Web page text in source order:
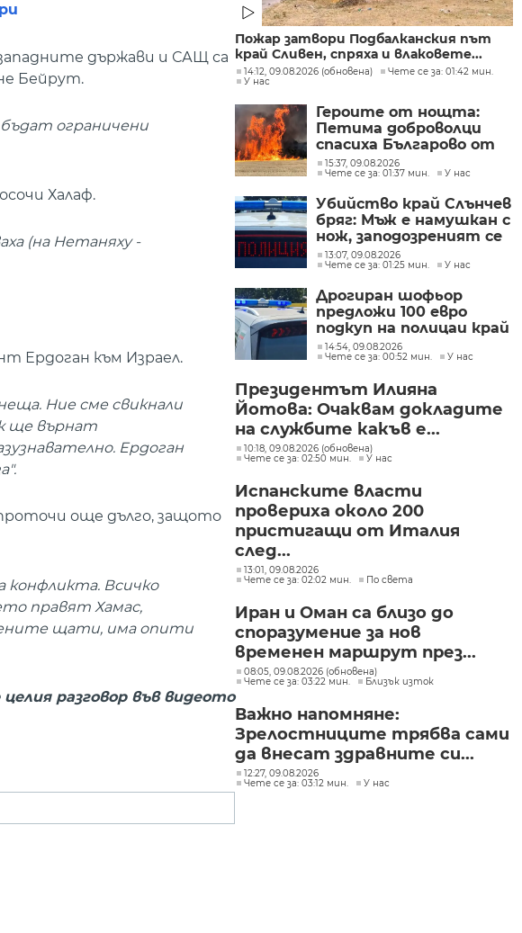
държави и САЩ са
Бейрут.
бъдат ограничени
Халаф.
(на Нетаняху -
Ердоган към Израел.
Ние сме свикнали
ще върнат
Ердоган
още дълго, защото
конфликта. Всичко
правят Хамас,
щати, има опити
разговор във видеото
Пожар затвори Подбалканския път
край Сливен, спряха и влаковете...
14:12, 09.08.2026 (обновена)
Чете се за: 01:42 мин.
У нас
Героите от нощта:
Петима доброволци
спасиха Българово от
огнен капан
15:37, 09.08.2026
Чете се за: 01:37 мин.
У нас
Убийство край Слънчев
бряг: Мъж е намушкан с
нож, заподозреният се
опитал да избяга
13:07, 09.08.2026
Чете се за: 01:25 мин.
У нас
Дрогиран шофьор
предложи 100 евро
подкуп на полицаи край
Поморие
14:54, 09.08.2026
Чете се за: 00:52 мин.
У нас
Президентът Илияна
Йотова: Очаквам докладите
на службите какъв е...
10:18, 09.08.2026 (обновена)
Чете се за: 02:50 мин.
У нас
Испанските власти
провериха около 200
пристигащи от Италия
след...
13:01, 09.08.2026
Чете се за: 02:02 мин.
По света
Иран и Оман са близо до
споразумение за нов
временен маршрут през...
08:05, 09.08.2026 (обновена)
Чете се за: 03:22 мин.
Близък изток
Важно напомняне:
Зрелостниците трябва сами
да внесат здравните си...
12:27, 09.08.2026
Чете се за: 03:12 мин.
У нас